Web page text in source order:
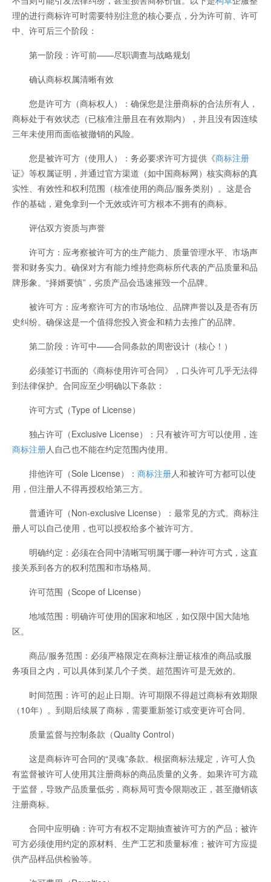
理的进行商标许可时需要特别注意的核心要点，分为许可前、许可
中、许可后三个阶段：
第一阶段：许可前——尽职调查与战略规划
确认商标权属清晰有效
您是许可方（商标权人）：确保您是注册商标的合法所有人，
商标处于有效状态（已核准注册且在有效期内），并且没有因连续
三年未使用而面临被撤销的风险。
您是被许可方（使用人）：务必要求许可方提供《商标注册
证》等权属证明，并通过官方渠道（如中国商标网）核实商标的真
实性、有效性和权利范围（核准使用的商品/服务类别）。这是合
作的基础，避免拿到一个无效或许可方根本不拥有的商标。
评估双方资质与声誉
许可方：应考察被许可方的生产能力、质量管理水平、市场声
誉和财务实力。确保对方有能力维持您商标所代表的产品质量和品
牌形象。“择婿要慎”，劣质产品会迅速摧毁一个品牌。
被许可方：应考察许可方的市场地位、品牌声誉以及是否有历
史纠纷。确保这是一个值得您投入资金和精力去推广的品牌。
第二阶段：许可中——合同条款的周密设计（核心！）
必须签订书面的《商标使用许可合同》，口头许可几乎无法得
到法律保护。合同应至少明确以下条款：
许可方式（Type of License）
独占许可（Exclusive License）：只有被许可方可以使用，连
商标注册人自己也不能在约定范围内使用。
排他许可（Sole License）： 商标注册人和被许可方都可以使
用，但注册人不得再授权给第三方。
普通许可（Non-exclusive License）：最常见的方式。商标注
册人可以自己使用，也可以授权给多个被许可方。
明确约定：必须在合同中清晰写明属于哪一种许可方式，这直
接关系到各方的权利范围和市场格局。
许可范围（Scope of License）
地域范围：明确许可使用的国家和地区，如仅限中国大陆地
区。
商品/服务范围：必须严格限定在商标注册证核准的商品或服
务项目之内，可以具体到某几个子类。超范围许可是无效的。
时间范围：许可的起止日期。许可期限不得超过商标有效期限
（10年）。到期后续展了商标，需要重新签订或变更许可合同。
质量监督与控制条款（Quality Control）
这是商标许可合同的“灵魂”条款。根据商标法规定，许可人负
有监督被许可人使用其注册商标的商品质量的义务。如果许可方疏
于监督，导致产品质量低劣，商标局可责令限期改正，甚至撤销该
注册商标。
合同中应明确：许可方有权不定期抽查被许可方的产品；被许
可方必须使用约定的原材料、生产工艺和质量标准；被许可方应提
供产品样品供检验等。